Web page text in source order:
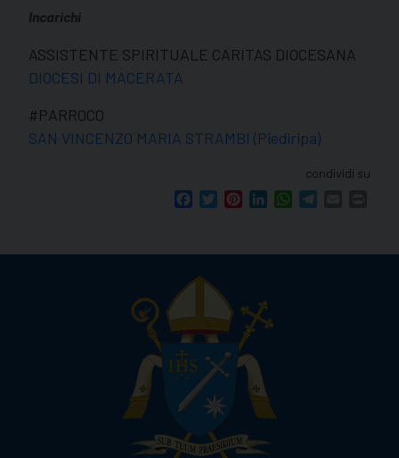
Incarichi
ASSISTENTE SPIRITUALE CARITAS DIOCESANA
DIOCESI DI MACERATA
#PARROCO
SAN VINCENZO MARIA STRAMBI (Piediripa)
condividi su
FacebookTwitterPinterestLinkedInWhatsApp